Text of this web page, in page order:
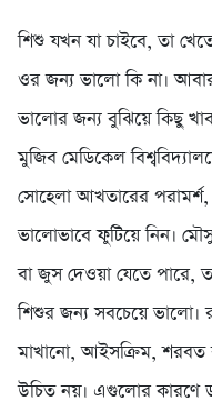
শিশু যখন যা চাইবে, তা
ওর জন্য ভালো কি না।
ভালোর জন্য বুঝিয়ে কিছু
মুজিব মেডিকেল
সোহেলা আখতারের পরামর্শ,
ভালোভাবে ফুটিয়ে নিন।
বা জুস দেওয়া যেতে পারে,
শিশুর জন্য সবচেয়ে ভালো।
মাখানো, আইসক্রিম, শরবত
উচিত নয়। এগুলোর কারণে